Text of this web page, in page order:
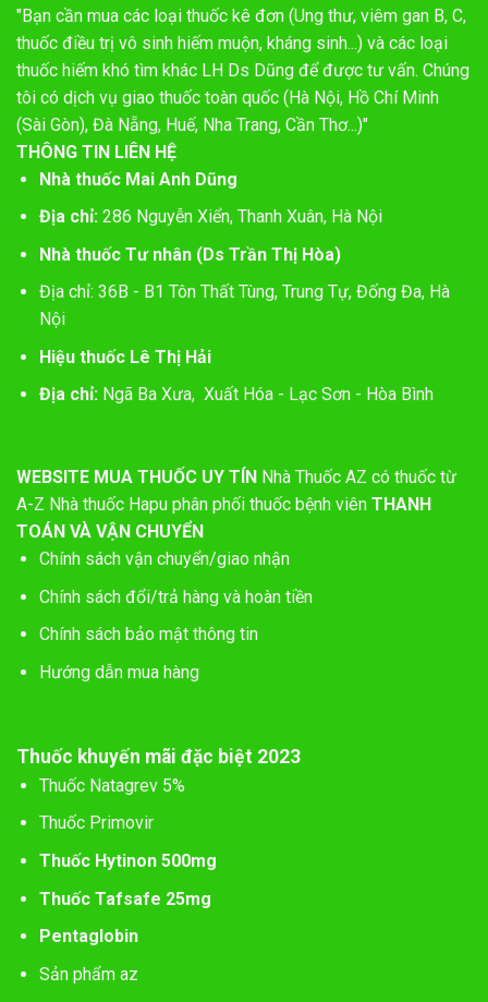
"Bạn cần mua các loại thuốc kê đơn (Ung thư, viêm gan B, C,
thuốc điều trị vô sinh hiếm muộn, kháng sinh...) và các loại
thuốc hiếm khó tìm khác LH Ds Dũng để được tư vấn. Chúng
tôi có dịch vụ giao thuốc toàn quốc (Hà Nội, Hồ Chí Minh
(Sài Gòn), Đà Nẵng, Huế, Nha Trang, Cần Thơ...)"
THÔNG TIN LIÊN HỆ
Nhà thuốc Mai Anh Dũng
Địa chỉ:286 Nguyễn Xiển, Thanh Xuân, Hà Nội
Nhà thuốc Tư nhân (Ds Trần Thị Hòa)
Địa chỉ: 36B - B1 Tôn Thất Tùng, Trung Tự, Đống Đa, Hà
Nội
Hiệu thuốc Lê Thị Hải
Địa chỉ: Ngã Ba Xưa, Xuất Hóa - Lạc Sơn - Hòa Bình
WEBSITE MUA THUỐC UY TÍN Nhà Thuốc AZ có thuốc từ
A-Z Nhà thuốc Hapu phân phối thuốc bệnh viên THANH
TOÁN VÀ VẬN CHUYỂN
Chính sách vận chuyển/giao nhận
Chính sách đổi/trả hàng và hoàn tiền
Chính sách bảo mật thông tin
Hướng dẫn mua hàng
Thuốc khuyến mãi đặc biệt 2023
Thuốc Natagrev 5%
Thuốc Primovir
Thuốc Hytinon 500mg
Thuốc Tafsafe 25mg
Pentaglobin
Sản phẩm az